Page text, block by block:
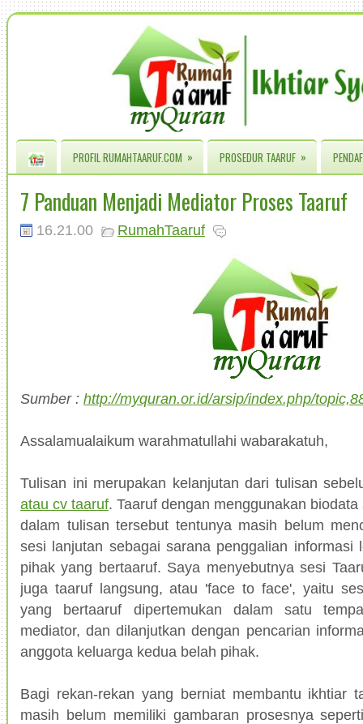
PROFIL RUMAHTAARUF.COM » PROSEDUR TAARUF »
7 Panduan Menjadi Mediator Proses Taaruf
16.21.00 RumahTaaruf
Sumber : http://myquran.or.id/arsip/index.php/
Assalamualaikum warahmatullahi wabarakatuh,
Tulisan ini merupakan kelanjutan dari tulisan
atau cv taaruf. Taaruf dengan menggunakan
dalam tulisan tersebut tentunya masih belum
sesi lanjutan sebagai sarana penggalian informasi
pihak yang bertaaruf. Saya menyebutnya sesi
juga taaruf langsung, atau 'face to face', yaitu
yang bertaaruf dipertemukan dalam satu
mediator, dan dilanjutkan dengan pencarian
anggota keluarga kedua belah pihak.
Bagi rekan-rekan yang berniat membantu ikhtiar
masih belum memiliki gambaran prosesnya